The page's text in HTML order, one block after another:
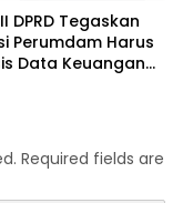
DPRD Tegaskan
Perumdam Harus
Data Keuangan
Required fields are